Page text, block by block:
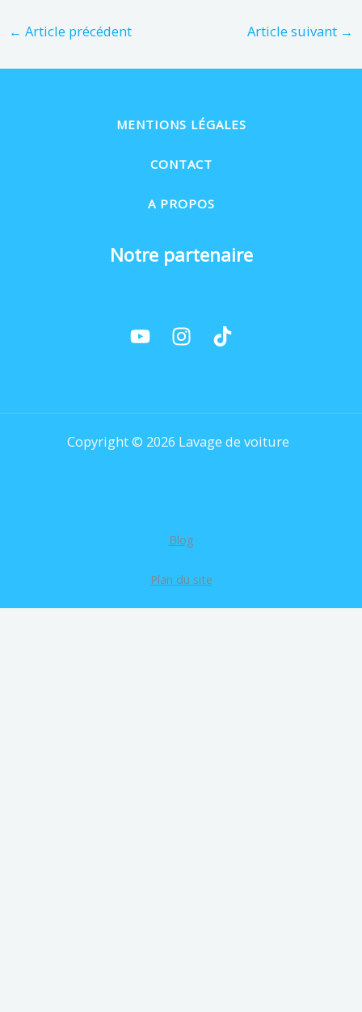
← Article précédent Article suivant →
MENTIONS LÉGALES
CONTACT
A PROPOS
Notre partenaire
Copyright © 2026 Lavage de voiture
Blog
Plan du site